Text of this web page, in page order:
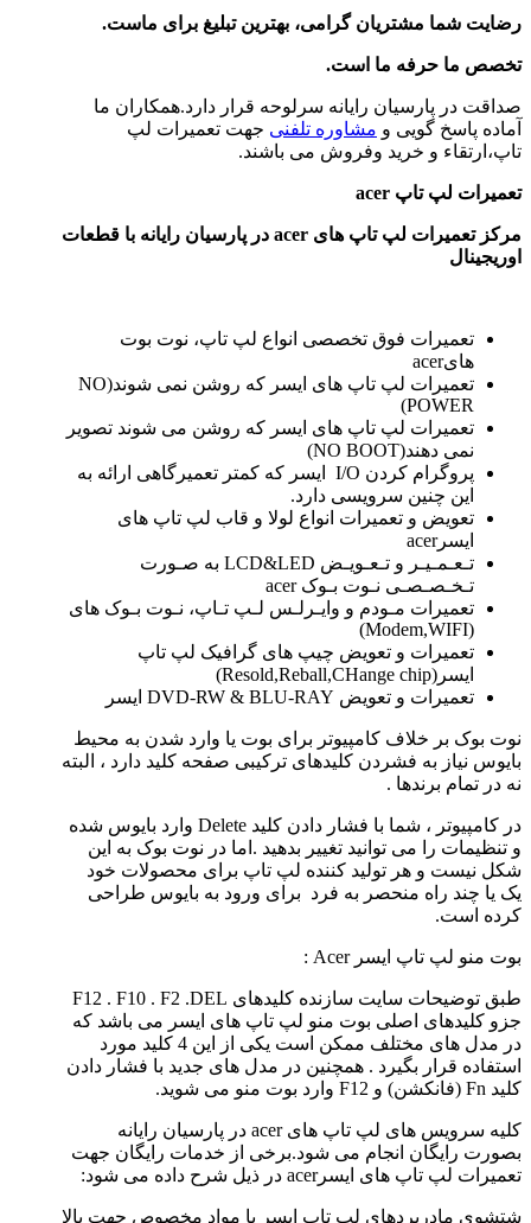
رضایت شما مشتریان گرامی، بهترین تبلیغ برای ماست.
تخصص ما حرفه ما است.
صداقت در پارسیان رایانه سرلوحه قرار دارد.همکاران ما
آماده پاسخ گویی و مشاوره تلفنی جهت تعمیرات لپ
تاپ،ارتقاء و خرید وفروش می باشند.
تعمیرات لپ تاپ
مرکز تعمیرات لپ تاپ های
acer در پارسیان رایانه با قطعات
اوریجینال
تعمیرات فوق تخصصی انواع لپ تاپ، نوت بوت
هایacer
تعمیرات لپ تاپ های ایسر که روشن نمی شوند(NO
POWER)
تعمیرات لپ تاپ های ایسر که روشن می شوند تصویر
نمی دهند(NO BOOT)
پروگرام کردن I/O ایسر که کمتر تعمیرگاهی ارائه به
این چنین سرویسی دارد.
تعویض و تعمیرات انواع لولا و قاب لپ تاپ های
ایسرacer
تـعـمـیـر و تـعـویـض LCD&LED به صـورت
تـخـصـصـی نـوت بـوک acer
تعمیرات مـودم و وایـرلـس لـپ تـاپ، نـوت بـوک های
(Modem,WIFI)
تعمیرات و تعویض چیپ های گرافیک لپ تاپ
ایسر(Resold,Reball,CHange chip)
تعمیرات و تعویض DVD-RW & BLU-RAY ایسر
نوت بوک بر خلاف کامپیوتر برای بوت یا وارد شدن به محیط
بایوس نیاز به فشردن کلیدهای ترکیبی صفحه کلید دارد ، البته
نه در تمام برندها .
در کامپیوتر ، شما با فشار دادن کلید Delete وارد بایوس شده
و تنظیمات را می توانید تغییر بدهید .اما در نوت بوک به این
شکل نیست و هر تولید کننده لپ تاپ برای محصولات خود
یک یا چند راه منحصر به فرد برای ورود به بایوس طراحی
کرده است.
بوت منو لپ تاپ ایسر Acer :
طبق توضیحات سایت سازنده کلیدهای F12 . F10 . F2 .DEL
جزو کلیدهای اصلی بوت منو لپ تاپ های ایسر می باشد که
در مدل های مختلف ممکن است یکی از این 4 کلید مورد
استفاده قرار بگیرد . همچنین در مدل های جدید با فشار دادن
کلید Fn (فانکشن) و F12 وارد بوت منو می شوید.
کلیه سرویس های لپ تاپ های acer در پارسیان رایانه
بصورت رایگان انجام می شود.برخی از خدمات رایگان جهت
تعمیرات لپ تاپ های ایسرacer در ذیل شرح داده می شود:
شتشوی مادربردهای لپ تاپ ایسر با مواد مخصوص جهت بالا